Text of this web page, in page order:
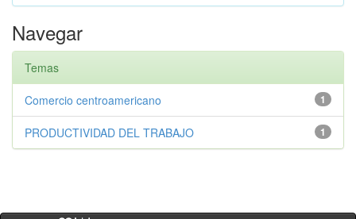
Navegar
Temas
1
Comercio centroamericano
1
PRODUCTIVIDAD DEL TRABAJO